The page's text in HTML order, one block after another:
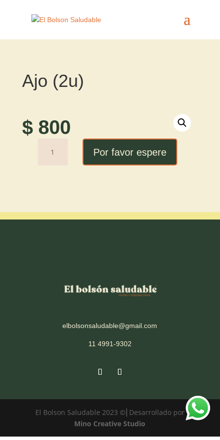
Ajo (2u)
$800
(2u)
Por favor espere
elbolsonsaludable@gmail.com
11 4991-9302
El Bolson Saludable 2023 ©⎜Desarrollado por
Mino Creative Studio